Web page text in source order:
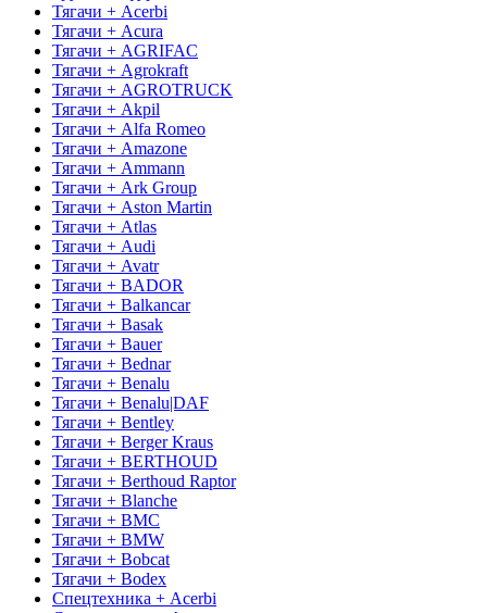
Тягачи + Acerbi
Тягачи + Acura
Тягачи + AGRIFAC
Тягачи + Agrokraft
Тягачи + AGROTRUCK
Тягачи + Akpil
Тягачи + Alfa Romeo
Тягачи + Amazone
Тягачи + Ammann
Тягачи + Ark Group
Тягачи + Aston Martin
Тягачи + Atlas
Тягачи + Audi
Тягачи + Avatr
Тягачи + BADOR
Тягачи + Balkancar
Тягачи + Basak
Тягачи + Bauer
Тягачи + Bednar
Тягачи + Benalu
Тягачи + Benalu|DAF
Тягачи + Bentley
Тягачи + Berger Kraus
Тягачи + BERTHOUD
Тягачи + Berthoud Raptor
Тягачи + Blanche
Тягачи + BMC
Тягачи + BMW
Тягачи + Bobcat
Тягачи + Bodex
Спецтехника + Acerbi